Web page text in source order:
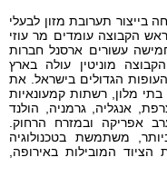
הוקמה בשנת 1988 ומתמחה בייצור תערובת מזון לבעלי
הקבוצה עומדים מר עוזי
עשורים ארסנל חברות
מוניטין עולה בארץ
הגדולים בישראל. את
מלון, רשתות קמעונאיות
אנגליה, גרמניה, הולנד
אפריקה ובמזרח הרחוק.
משתמשת בטכנולוגיה
המובילות באירופה,